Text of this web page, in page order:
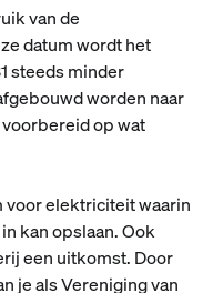
van de
datum wordt het
steeds minder
worden naar
op wat
voor elektriciteit waarin
kan opslaan. Ook
een uitkomst. Door
je als Vereniging van